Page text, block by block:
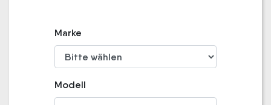
Marke
Modell